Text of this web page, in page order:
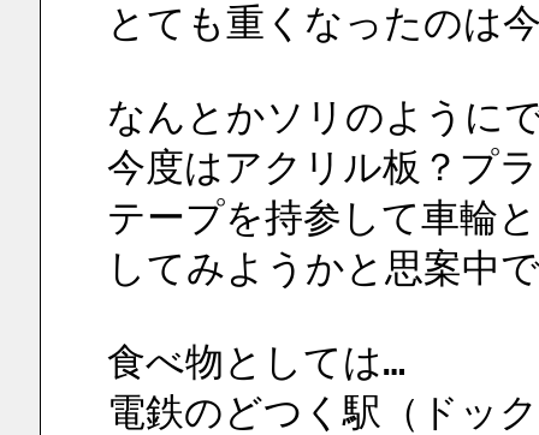
とても重くなったのは
なんとかソリのように
今度はアクリル板？プ
テープを持参して車輪
してみようかと思案中
食べ物としては…
電鉄のどつく駅（ドッ